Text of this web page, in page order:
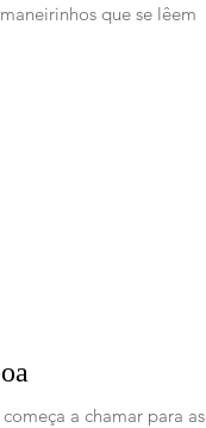
que se lêem
a chamar para as